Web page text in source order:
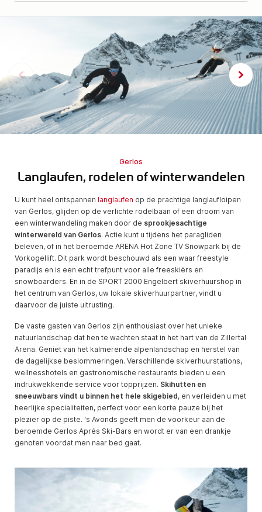
Gerlos
Langlaufen, rodelen of winterwandelen
U kunt heel ontspannen langlaufen op de prachtige langlaufloipen
van Gerlos, glijden op de verlichte rodelbaan of een droom van
een winterwandeling maken door de sprookjesachtige
winterwereld van Gerlos. Actie kunt u tijdens het paragliden
beleven, of in het beroemde ARENA Hot Zone TV Snowpark bij de
Vorkogellift. Dit park wordt beschouwd als een waar freestyle
paradijs en is een echt trefpunt voor alle freeskiërs en
snowboarders. En in de SPORT 2000 Engelbert skiverhuurshop in
het centrum van Gerlos, uw lokale skiverhuurpartner, vindt u
daarvoor de juiste uitrusting.
De vaste gasten van Gerlos zijn enthousiast over het unieke
natuurlandschap dat hen te wachten staat in het hart van de Zillertal
Arena. Geniet van het kalmerende alpenlandschap en herstel van
de dagelijkse beslommeringen. Verschillende skiverhuurstations,
wellnesshotels en gastronomische restaurants bieden u een
indrukwekkende service voor topprijzen. Skihutten en
sneeuwbars vindt u binnen het hele skigebied, en verleiden u met
heerlijke specialiteiten, perfect voor een korte pauze bij het
plezier op de piste. ‘s Avonds geeft men de voorkeur aan de
beroemde Gerlos Aprés Ski-Bars en wordt er van een drankje
genoten voordat men naar bed gaat.